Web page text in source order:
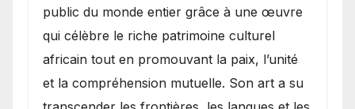
public du monde entier grâce à une œuvre
qui célèbre le riche patrimoine culturel
africain tout en promouvant la paix, l’unité
et la compréhension mutuelle. Son art a su